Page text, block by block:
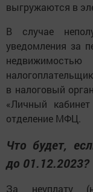
выгружаются в
В случае
уведомления за
в налоговый
«Личный
отделение МФЦ.
Что будет,
до 01.12.2023?
За неуплату